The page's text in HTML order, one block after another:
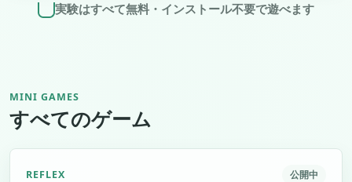
実験はすべて無料・インストール不要で遊べます
MINI GAMES
すべてのゲーム
REFLEX 公開中